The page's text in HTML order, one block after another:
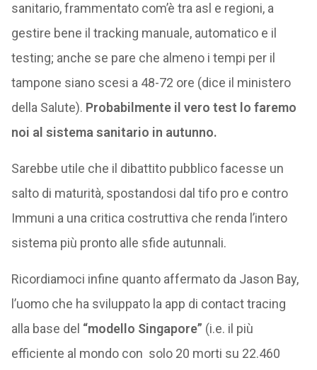
sanitario, frammentato com’è tra asl e regioni, a
gestire bene il tracking manuale, automatico e il
testing; anche se pare che almeno i tempi per il
tampone siano scesi a 48-72 ore (dice il ministero
della Salute). Probabilmente il vero test lo faremo
noi al sistema sanitario in autunno.
Sarebbe utile che il dibattito pubblico facesse un
salto di maturità, spostandosi dal tifo pro e contro
Immuni a una critica costruttiva che renda l’intero
sistema più pronto alle sfide autunnali.
Ricordiamoci infine quanto affermato da Jason Bay,
l’uomo che ha sviluppato la app di contact tracing
alla base del “modello Singapore” (i.e. il più
efficiente al mondo con solo 20 morti su 22.460